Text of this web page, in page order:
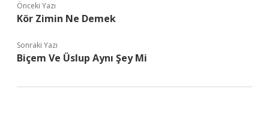
Önceki Yazı
Kör Zimin Ne Demek
Sonraki Yazı
Biçem Ve Üslup Aynı Şey Mi